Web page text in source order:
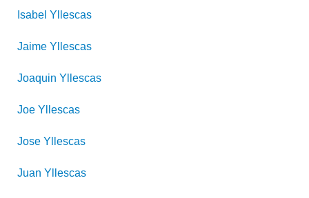
Isabel Yllescas
Jaime Yllescas
Joaquin Yllescas
Joe Yllescas
Jose Yllescas
Juan Yllescas